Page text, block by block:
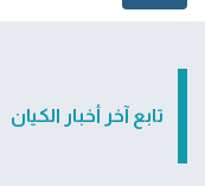
تابع آخر أخبار الكيان